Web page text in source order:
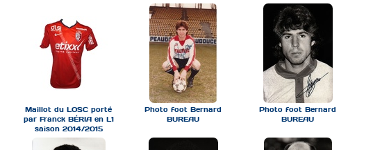
Maillot du LOSC porté
par Franck BÉRIA en L1
saison 2014/2015
Photo foot Bernard
BUREAU
Photo foot Bernard
BUREAU